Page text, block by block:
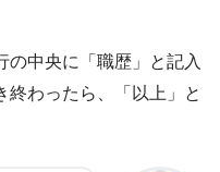
の中央に「職歴」と記入
終わったら、「以上」と